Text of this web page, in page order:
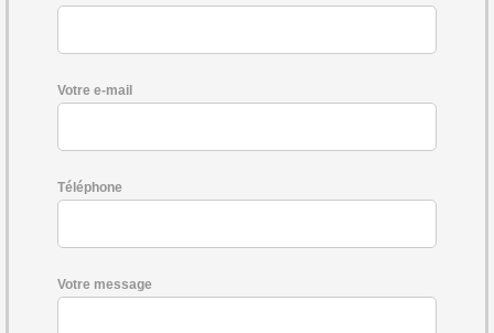
Votre e-mail
Téléphone
Votre message